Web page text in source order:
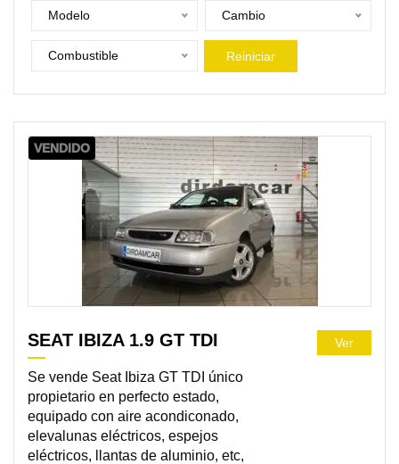
Modelo Cambio
Combustible Reiniciar
VENDIDO
SEAT IBIZA 1.9 GT TDI
Se vende Seat Ibiza GT TDI único
propietario en perfecto estado,
equipado con aire acondiconado,
elevalunas eléctricos, espejos
eléctricos, llantas de aluminio, etc,
Ver